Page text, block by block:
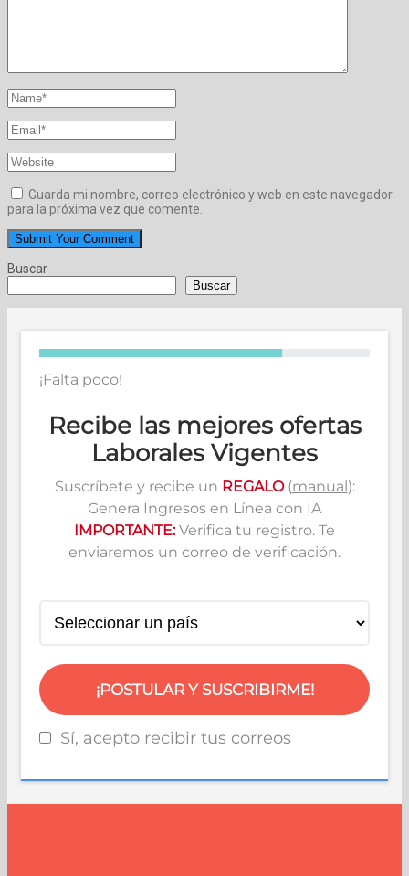
Guarda mi nombre, correo electrónico y web en este navegador
para la próxima vez que comente.
Buscar
Buscar